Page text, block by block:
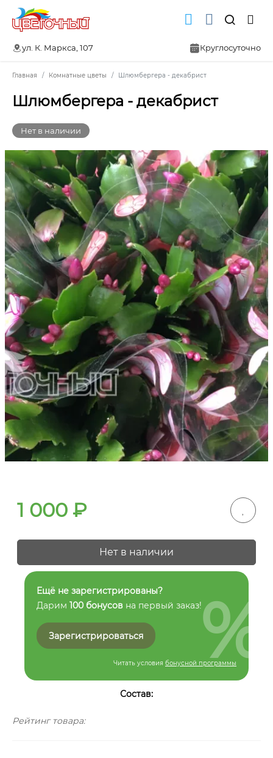
ул. К. Маркса, 107 Круглосуточно
Главная Комнатные цветы Шлюмбергера - декабрист
Шлюмбергера - декабрист
Нет в наличии
1 000 ₽
Нет в наличии
Ещё не зарегистрированы?
Дарим 100 бонусов на первый заказ!
Зарегистрироваться
Читать условия бонусной программы
%
Состав:
Рейтинг товара: